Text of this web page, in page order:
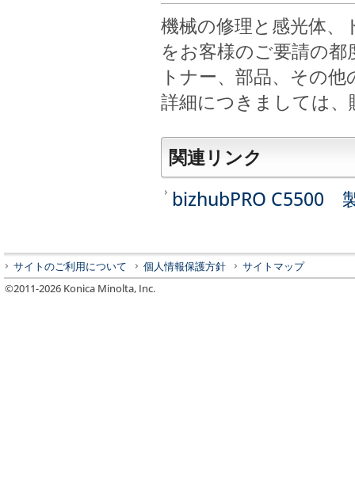
機械の修理と感光体、
をお客様のご要請の
トナー、部品、その
詳細につきましては
関連リンク
bizhubPRO C5500
サイトのご利用について 個人情報保護方針
サイトマップ
©2011-2026 Konica Minolta, Inc.